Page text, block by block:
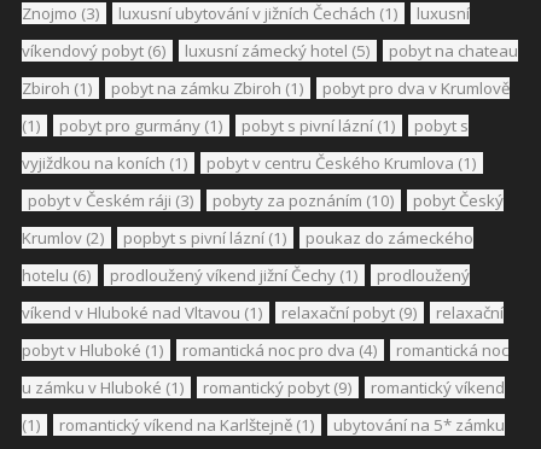
Znojmo (3) luxusní ubytování v jižních Čechách (1)
luxusní
víkendový pobyt (6) luxusní zámecký hotel (5)
pobyt na chateau
Zbiroh (1) pobyt na zámku Zbiroh (1)
pobyt pro dva v Krumlově
(1)
pobyt pro gurmány (1) pobyt s pivní lázní (1)
pobyt s
vyjiždkou na koních (1) pobyt v centru Českého Krumlova (1)
pobyt v Českém ráji (3) pobyty za poznáním (10)
pobyt Český
Krumlov (2) popbyt s pivní lázní (1)
poukaz do zámeckého
hotelu (6) prodloužený víkend jižní Čechy (1)
prodloužený
víkend v Hluboké nad Vltavou (1) relaxační pobyt (9)
relaxační
pobyt v Hluboké (1) romantická noc pro dva (4)
romantická noc
u zámku v Hluboké (1) romantický pobyt (9)
romantický víkend
(1)
romantický víkend na Karlštejně (1)
ubytování na 5* zámku